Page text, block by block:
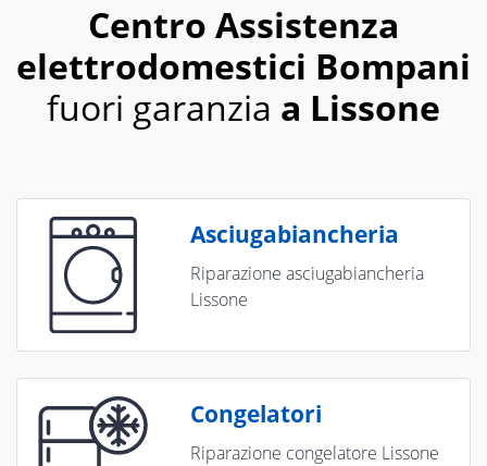
Centro Assistenza
elettrodomestici Bompani
fuori garanzia a Lissone
Asciugabiancheria
Riparazione asciugabiancheria
Lissone
Congelatori
Riparazione congelatore Lissone